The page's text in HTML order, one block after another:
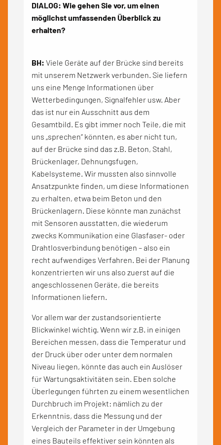
DIALOG: Wie gehen Sie vor, um einen
möglichst umfassenden Überblick zu
erhalten?
BH: Viele Geräte auf der Brücke sind bereits
mit unserem Netzwerk verbunden. Sie liefern
uns eine Menge Informationen über
Wetterbedingungen, Signalfehler usw. Aber
das ist nur ein Ausschnitt aus dem
Gesamtbild. Es gibt immer noch Teile, die mit
uns „sprechen“ könnten, es aber nicht tun,
auf der Brücke sind das z.B. Beton, Stahl,
Brückenlager, Dehnungsfugen,
Kabelsysteme. Wir mussten also sinnvolle
Ansatzpunkte finden, um diese Informationen
zu erhalten, etwa beim Beton und den
Brückenlagern. Diese könnte man zunächst
mit Sensoren ausstatten, die wiederum
zwecks Kommunikation eine Glasfaser- oder
Drahtlosverbindung benötigen – also ein
recht aufwendiges Verfahren. Bei der Planung
konzentrierten wir uns also zuerst auf die
angeschlossenen Geräte, die bereits
Informationen liefern.
Vor allem war der zustandsorientierte
Blickwinkel wichtig. Wenn wir z.B. in einigen
Bereichen messen, dass die Temperatur und
der Druck über oder unter dem normalen
Niveau liegen, könnte das auch ein Auslöser
für Wartungsaktivitäten sein. Eben solche
Überlegungen führten zu einem wesentlichen
Durchbruch im Projekt: nämlich zu der
Erkenntnis, dass die Messung und der
Vergleich der Parameter in der Umgebung
eines Bauteils effektiver sein könnten als